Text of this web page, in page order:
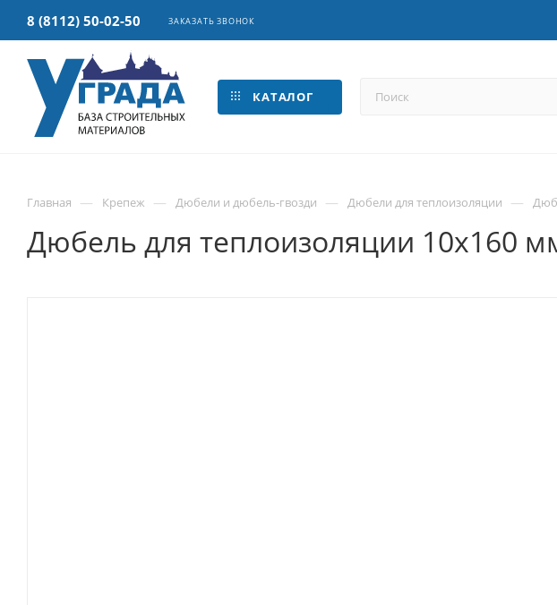
8 (8112) 50-02-50 ЗАКАЗАТЬ ЗВОНОК
КАТАЛОГ
Главная — Крепеж — Дюбели и дюбель-гвозди — Дюбели для теплоизоляции —
Дюбель для теплоизоляции 10х160